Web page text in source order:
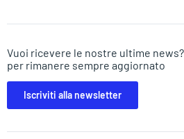
Vuoi ricevere le nostre ultime
per rimanere sempre aggiornato
Iscriviti alla newsletter